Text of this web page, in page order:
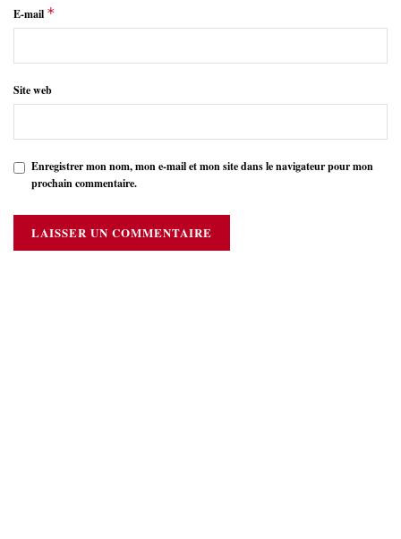
E-mail *
Site web
Enregistrer mon nom, mon e-mail et mon site dans le navigateur pour mon
prochain commentaire.